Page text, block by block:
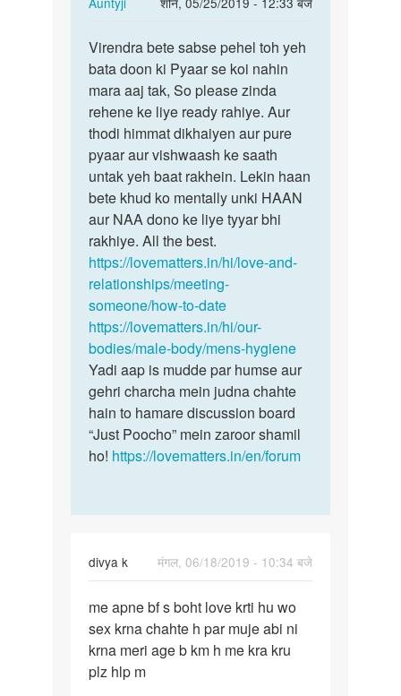
to
Hi
me
pichale
4
5
mahino
see…
by
Virendra
Sharma
Virendra
bete
sabse
pehel…
Virendra bete sabse pehel toh yeh
bata doon ki Pyaar se koi nahin
mara aaj tak, So please zinda
rehene ke liye ready rahiye. Aur
thodi himmat dikhaiyen aur pure
pyaar aur vishwaash ke saath
untak yeh baat rakhein. Lekin haan
bete khud ko mentally unki HAAN
aur NAA dono ke liye tyyar bhi
rakhiye. All the best.
https://lovematters.in/hi/love-and-
relationships/meeting-
someone/how-to-date
https://lovematters.in/hi/our-
bodies/male-body/mens-hygiene
Yadi aap is mudde par humse aur
gehri charcha mein judna chahte
hain to hamare discussion board
“Just Poocho” mein zaroor shamil
ho! https://lovematters.in/en/forum
divya k
मंगल, 06/18/2019 - 10:34 बजे
me
apne
bf
s
me apne bf s boht love krti hu wo
sex krna chahte h par muje abi ni
krna meri age b km h me kra kru
plz hlp m